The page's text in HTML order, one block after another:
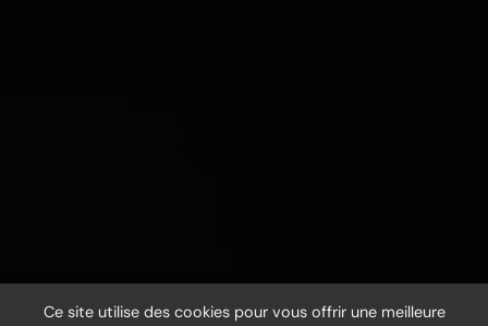
Ce site utilise des cookies pour vous offrir une meilleure